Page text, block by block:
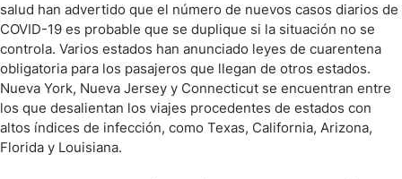
salud han advertido que el número de nuevos casos diarios de
COVID-19 es probable que se duplique si la situación no se
controla. Varios estados han anunciado leyes de cuarentena
obligatoria para los pasajeros que llegan de otros estados.
Nueva York, Nueva Jersey y Connecticut se encuentran entre
los que desalientan los viajes procedentes de estados con
altos índices de infección, como Texas, California, Arizona,
Florida y Louisiana.